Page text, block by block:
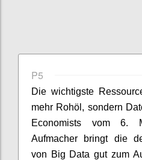
P5
Die wichtigste
mehr Rohöl, sondern
Economists vom 6.
Aufmacher bringt die
von Big Data gut zum